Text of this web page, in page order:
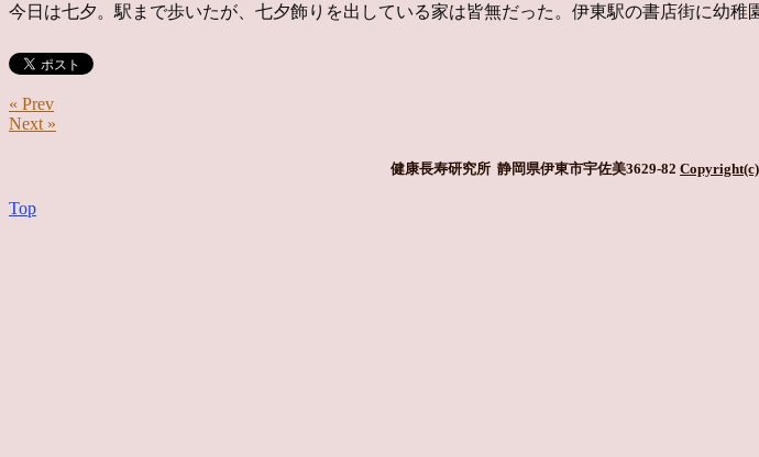
今日は七夕。駅まで歩いたが、七夕飾りを出している家は皆無だった。伊東駅の書店街に幼稚
« Prev
Next »
健康長寿研究所 静岡県伊東市宇佐美3629-82
Top